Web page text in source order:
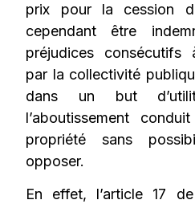
prix pour la cession
cependant être
préjudices consécutifs
par la collectivité
dans un but
l’aboutissement
propriété sans
opposer.
En effet, l’article 17